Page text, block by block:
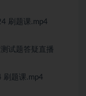
刷题课.mp4
试题答疑直播
题课.mp4